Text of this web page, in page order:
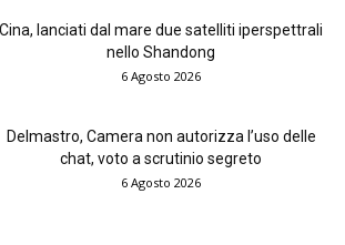
Cina, lanciati dal mare due satelliti iperspettrali
nello Shandong
6 Agosto 2026
Delmastro, Camera non autorizza l’uso delle
chat, voto a scrutinio segreto
6 Agosto 2026